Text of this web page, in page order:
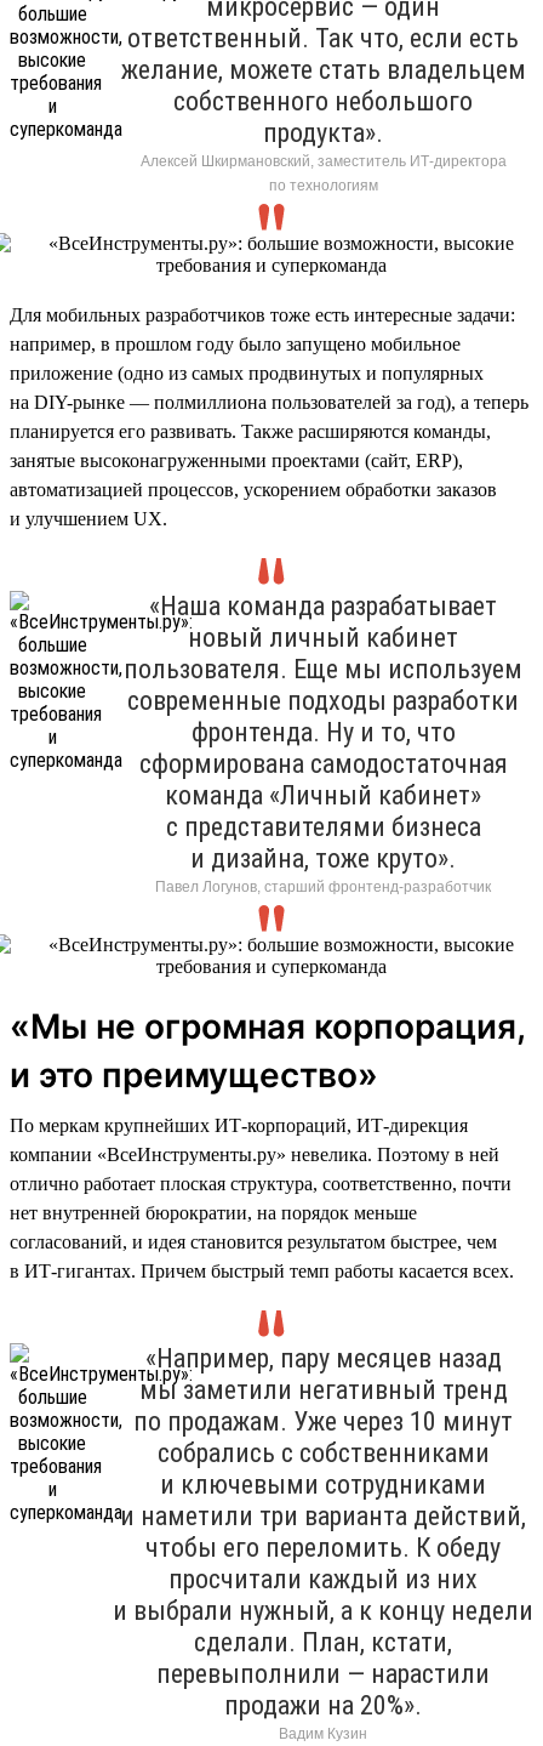
микросервис — один
ответственный. Так что, если есть
желание, можете стать владельцем
собственного небольшого
продукта».
Алексей Шкирмановский, заместитель ИТ-директора
по технологиям
Для мобильных разработчиков тоже есть интересные задачи:
например, в прошлом году было запущено мобильное
приложение (одно из самых продвинутых и популярных
на DIY-рынке — полмиллиона пользователей за год), а теперь
планируется его развивать. Также расширяются команды,
занятые высоконагруженными проектами (сайт, ERP),
автоматизацией процессов, ускорением обработки заказов
и улучшением UX.
«Наша команда разрабатывает
новый личный кабинет
пользователя. Еще мы используем
современные подходы разработки
фронтенда. Ну и то, что
сформирована самодостаточная
команда «Личный кабинет»
с представителями бизнеса
и дизайна, тоже круто».
Павел Логунов, старший фронтенд-разработчик
«Мы не огромная корпорация,
и это преимущество»
По меркам крупнейших ИТ-корпораций, ИТ-дирекция
компании «ВсеИнструменты.ру» невелика. Поэтому в ней
отлично работает плоская структура, соответственно, почти
нет внутренней бюрократии, на порядок меньше
согласований, и идея становится результатом быстрее, чем
в ИТ-гигантах. Причем быстрый темп работы касается всех.
«Например, пару месяцев назад
мы заметили негативный тренд
по продажам. Уже через 10 минут
собрались с собственниками
и ключевыми сотрудниками
и наметили три варианта действий,
чтобы его переломить. К обеду
просчитали каждый из них
и выбрали нужный, а к концу недели
сделали. План, кстати,
перевыполнили — нарастили
продажи на 20%».
Вадим Кузин